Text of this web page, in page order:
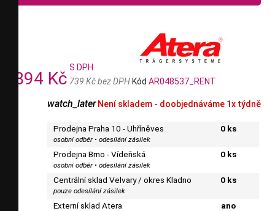
894 Kč
S DPH
739 Kč bez DPH Kód AR048537_RENT
watch_later Není skladem - doobjednáváme 1x týdně
Prodejna Praha 10 - Uhříněves
osobní odběr • odesílání zásilek
0 ks
Prodejna Brno - Vídeňská
osobní odběr • odesílání zásilek
0 ks
Centrální sklad Velvary / okres Kladno
pouze odesílání zásilek
0 ks
Externí sklad Atera ano